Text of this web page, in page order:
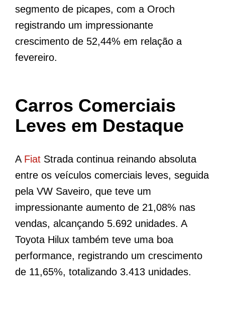
segmento de picapes, com a Oroch
registrando um impressionante
crescimento de 52,44% em relação a
fevereiro.
Carros Comerciais
Leves em Destaque
A Fiat Strada continua reinando absoluta
entre os veículos comerciais leves, seguida
pela VW Saveiro, que teve um
impressionante aumento de 21,08% nas
vendas, alcançando 5.692 unidades. A
Toyota Hilux também teve uma boa
performance, registrando um crescimento
de 11,65%, totalizando 3.413 unidades.